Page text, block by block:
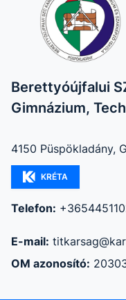
Berettyóújfalui
Gimnázium,
4150 Püspökladány,
KRÉTA
Telefon:
E-mail:
OM azonosító: